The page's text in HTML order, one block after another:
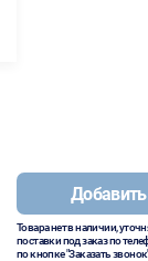
Товара нет в наличии,
поставки под заказ по
по кнопке "Заказать